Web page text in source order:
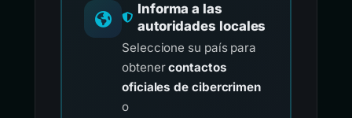
Informa a las
autoridades locales
Seleccione su país para
obtenercontactos
oficiales de cibercrimen
o